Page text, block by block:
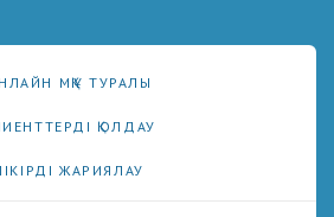
МҚҰ ТУРАЛЫ
ҚОЛДАУ
ЖАРИЯЛАУ